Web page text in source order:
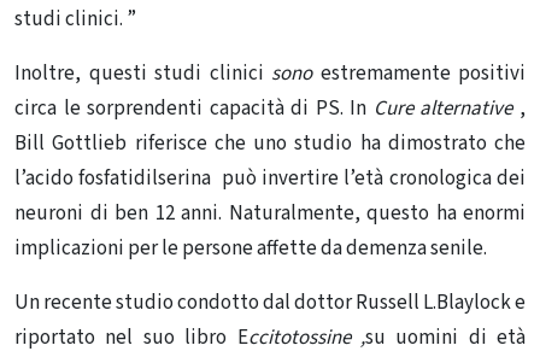
studi clinici. ”
Inoltre, questi studi clinici sonoestremamente positivi
circa le sorprendenti capacità di PS. In Cure alternative,
Bill Gottlieb riferisce che uno studio ha dimostrato che
l’acido fosfatidilserina può invertire l’età cronologica dei
neuroni di ben 12 anni. Naturalmente, questo ha enormi
implicazioni per le persone affette da demenza senile.
Un recente studio condotto dal dottor Russell L.Blaylock e
riportato nel suo libro Eccitotossine ,su uomini di età